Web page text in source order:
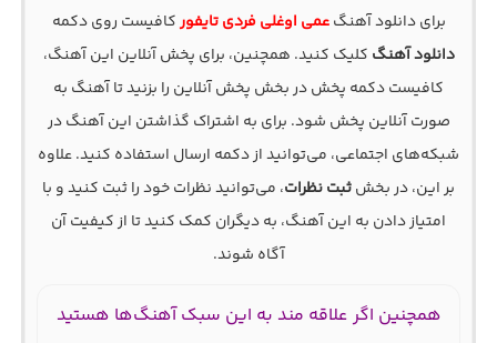
برای دانلود آهنگعمی اوغلی فردی تایفورکافیست روی دکمه
دانلود آهنگ کلیک کنید. همچنین، برای پخش آنلاین این آهنگ،
کافیست دکمه پخش در بخش پخش آنلاین را بزنید تا آهنگ به
صورت آنلاین پخش شود. برای به اشتراک گذاشتن این آهنگ در
شبکه‌های اجتماعی، می‌توانید از دکمه ارسال استفاده کنید. علاوه
بر این، در بخشثبت نظرات، می‌توانید نظرات خود را ثبت کنید و با
امتیاز دادن به این آهنگ، به دیگران کمک کنید تا از کیفیت آن
آگاه شوند.
همچنین اگر علاقه مند به این سبک آهنگ‌ها هستید